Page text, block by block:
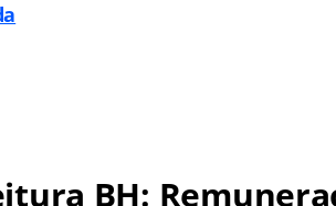
BH: